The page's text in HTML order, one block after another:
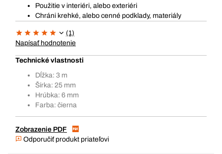
Použitie v interiéri, alebo exteriéri
Chráni krehké, alebo cenné podklady, materiály
(1)
Napísať hodnotenie
Technické vlastnosti
Dĺžka: 3 m
Šírka: 25 mm
Hrúbka: 6 mm
Farba: čierna
Zobrazenie PDF
Odporučiť produkt priateľovi